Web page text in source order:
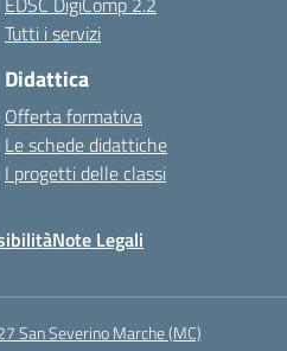
Tutti i servizi
Didattica
Offerta formativa
Le schede didattiche
I progetti delle classi
Note Legali
San Severino Marche (MC)